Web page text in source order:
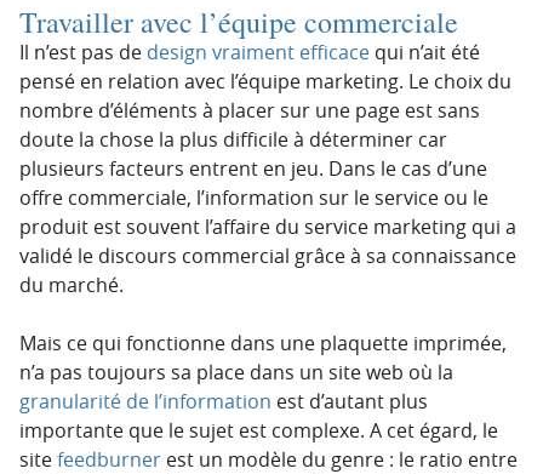
Travailler avec l’équipe commerciale
Il n’est pas de design vraiment efficace qui n’ait été
pensé en relation avec l’équipe marketing. Le choix du
nombre d’éléments à placer sur une page est sans
doute la chose la plus difficile à déterminer car
plusieurs facteurs entrent en jeu. Dans le cas d’une
offre commerciale, l’information sur le service ou le
produit est souvent l’affaire du service marketing qui a
validé le discours commercial grâce à sa connaissance
du marché.
Mais ce qui fonctionne dans une plaquette imprimée,
n’a pas toujours sa place dans un site web où la
granularité de l’information est d’autant plus
importante que le sujet est complexe. A cet égard, le
sitefeedburner est un modèle du genre : le ratio entre